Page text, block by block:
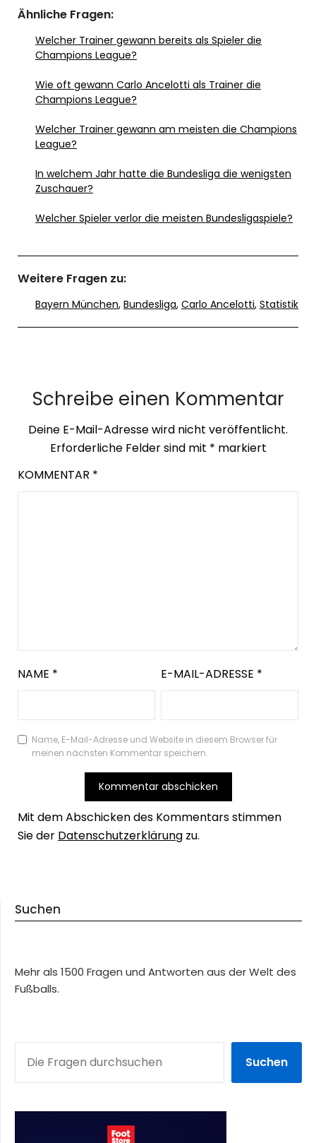
Ähnliche Fragen:
Welcher Trainer gewann bereits als Spieler die
Champions League?
Wie oft gewann Carlo Ancelotti als Trainer die
Champions League?
Welcher Trainer gewann am meisten die Champions
League?
In welchem Jahr hatte die Bundesliga die wenigsten
Zuschauer?
Welcher Spieler verlor die meisten Bundesligaspiele?
Weitere Fragen zu:
Bayern München, Bundesliga, Carlo Ancelotti, Statistik
Schreibe einen Kommentar
Deine E-Mail-Adresse wird nicht veröffentlicht.
Erforderliche Felder sind mit * markiert
KOMMENTAR *
NAME * E-MAIL-ADRESSE *
Name, E-Mail-Adresse und Website in diesem Browser für
meinen nächsten Kommentar speichern.
Mit dem Abschicken des Kommentars stimmen
Sie der Datenschutzerklärung zu.
Suchen
Mehr als 1500 Fragen und Antworten aus der Welt des
Fußballs.
Suchen